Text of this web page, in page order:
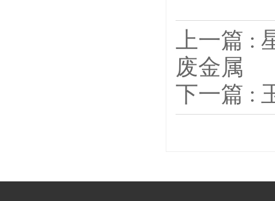
上一篇 :
废金属
下一篇 :